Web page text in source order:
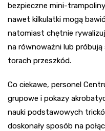
bezpieczne mini-
nawet kilkulatki mogą
natomiast chętnie
na równoważni lub
torach przeszkód.
Co ciekawe, personel
grupowe i pokazy
nauki podstawowych
doskonały sposób na